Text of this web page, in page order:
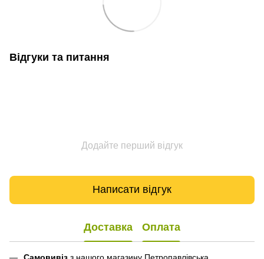
Відгуки та питання
Додайте перший відгук
Написати відгук
Доставка Оплата